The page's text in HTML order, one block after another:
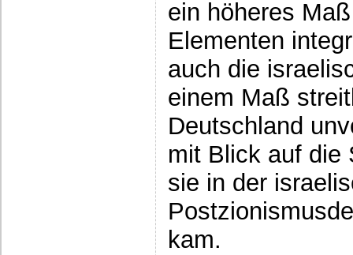
ein höheres
Elementen
auch die
einem Maß
Deutschland
mit Blick auf die
sie in der
kam.